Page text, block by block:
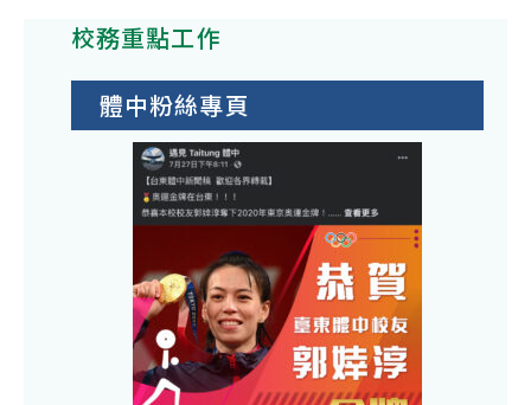
校務重點工作
體中粉絲專頁